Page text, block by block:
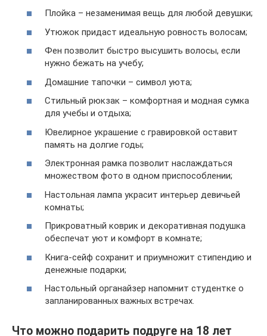
Плойка – незаменимая вещь для любой девушки;
Утюжок придаст идеальную ровность волосам;
Фен позволит быстро высушить волосы, если
нужно бежать на учебу;
Домашние тапочки – символ уюта;
Стильный рюкзак – комфортная и модная сумка
для учебы и отдыха;
Ювелирное украшение с гравировкой оставит
память на долгие годы;
Электронная рамка позволит наслаждаться
множеством фото в одном приспособлении;
Настольная лампа украсит интерьер девичьей
комнаты;
Прикроватный коврик и декоративная подушка
обеспечат уют и комфорт в комнате;
Книга-сейф сохранит и приумножит стипендию и
денежные подарки;
Настольный органайзер напомнит студентке о
запланированных важных встречах.
Что можно подарить подруге на 18 лет